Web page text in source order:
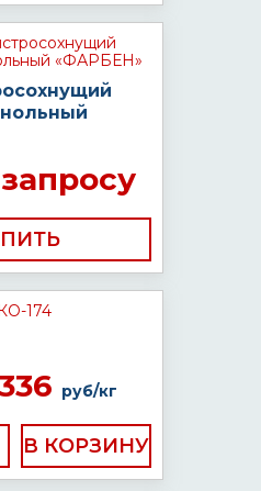
руб/кг